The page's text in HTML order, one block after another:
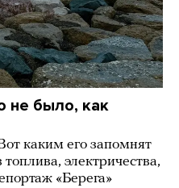
не было, как
каким его запомнят
электричества,
«Берега»